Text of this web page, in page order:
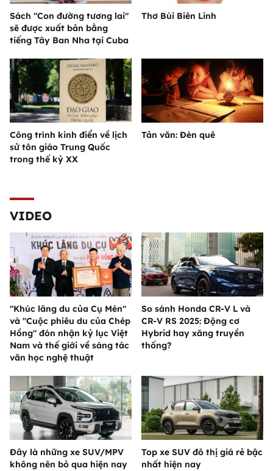
Sách "Con đường tương lai"
sẽ được xuất bản bằng
tiếng Tây Ban Nha tại Cuba
Thơ Bùi Biên Linh
Công trình kinh điển về lịch
sử tôn giáo Trung Quốc
trong thế kỷ XX
Tản văn: Đèn quê
VIDEO
"Khúc lãng du của Cụ Mén"
và "Cuộc phiêu du của Chép
Hồng" đón nhận kỷ lục Việt
Nam và thế giới về sáng tác
văn học nghệ thuật
So sánh Honda CR-V L và
CR-V RS 2025: Động cơ
Hybrid hay xăng truyền
thống?
Đây là những xe SUV/MPV
không nên bỏ qua hiện nay
Top xe SUV đô thị giá rẻ bậc
nhất hiện nay